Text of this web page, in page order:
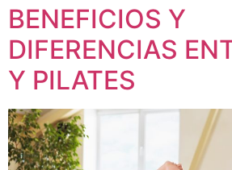
BENEFICIOS Y
DIFERENCIAS
Y PILATES